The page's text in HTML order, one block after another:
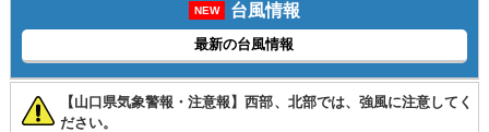
NEW 台風情報
最新の台風情報
【山口県気象警報・注意報】西部、北部では、強風に注意してく
ださい。